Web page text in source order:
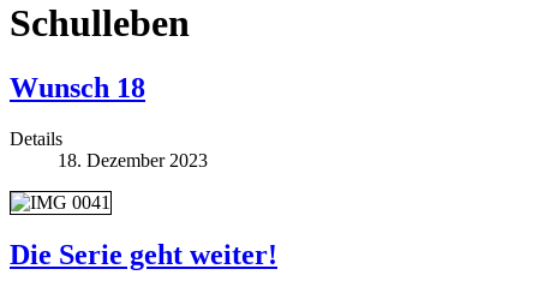
Schulleben
Wunsch 18
Details
18. Dezember 2023
Die Serie geht weiter!